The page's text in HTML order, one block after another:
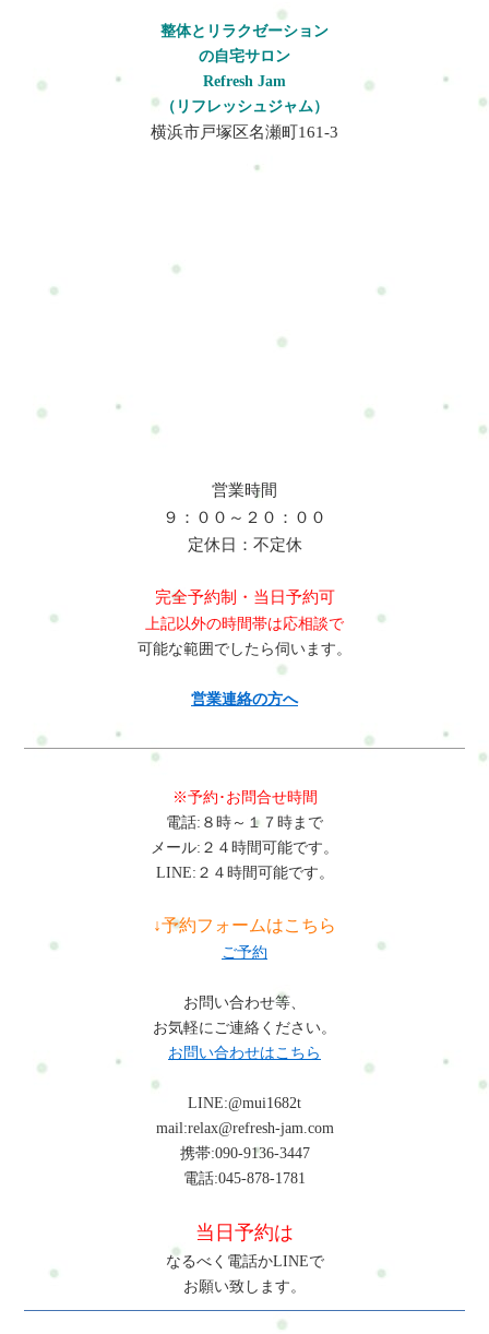
整体とリラクゼーション
の自宅サロン
Refresh Jam
（リフレッシュジャム）
横浜市戸塚区名瀬町161-3
営業時間
９：００～２０：００
定休日：不定休
完全予約制・当日予約可
上記以外の時間帯は応相談で
可能な範囲でしたら伺います。
営業連絡の方へ
※予約･お問合せ時間
電話:８時～１７時まで
メール:２４時間可能です。
LINE:２４時間可能です。
↓予約フォームはこちら
ご予約
お問い合わせ等、
お気軽にご連絡ください。
お問い合わせはこちら
LINE:@mui1682t
mail:relax@refresh-jam.com
携帯:090-9136-3447
電話:045-878-1781
当日予約は
なるべく電話かLINEで
お願い致します。